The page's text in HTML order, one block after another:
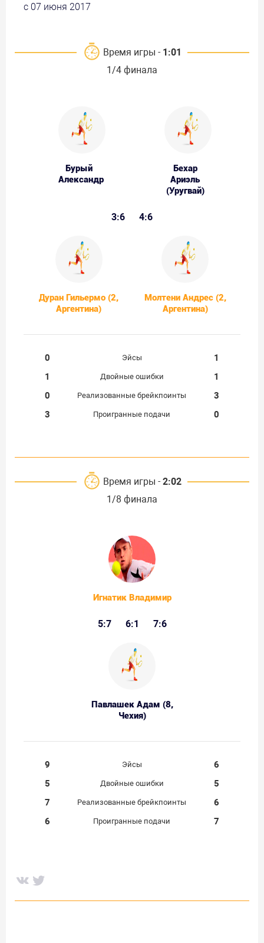
с 07 июня 2017
Время игры - 1:01
1/4 финала
Бурый
Александр
Бехар
Ариэль
(Уругвай)
3:6 4:6
Дуран Гильермо (2,
Аргентина)
Молтени Андрес (2,
Аргентина)
0 Эйсы
1
1
Двойные ошибки
1
0
Реализованные брейкпоинты
3
3
Проигранные подачи 0
Время игры - 2:02
1/8 финала
Игнатик Владимир
5:7 6:1 7:6
Павлашек Адам (8,
Чехия)
9 Эйсы
6
5
Двойные ошибки
5
7
Реализованные брейкпоинты
6
6
Проигранные подачи 7